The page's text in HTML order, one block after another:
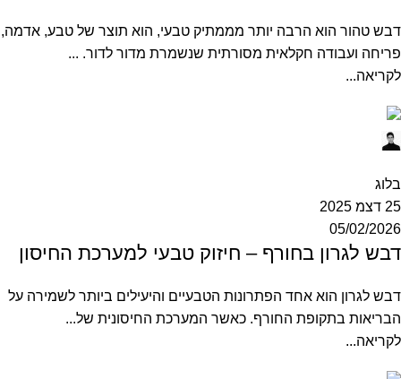
דבש טהור הוא הרבה יותר מממתיק טבעי, הוא תוצר של טבע, אדמה,
פריחה ועבודה חקלאית מסורתית שנשמרת מדור לדור. ...
לקריאה...
בלוג
25 דצמ 2025
05/02/2026
דבש לגרון בחורף – חיזוק טבעי למערכת החיסון
דבש לגרון הוא אחד הפתרונות הטבעיים והיעילים ביותר לשמירה על
הבריאות בתקופת החורף. כאשר המערכת החיסונית של...
לקריאה...